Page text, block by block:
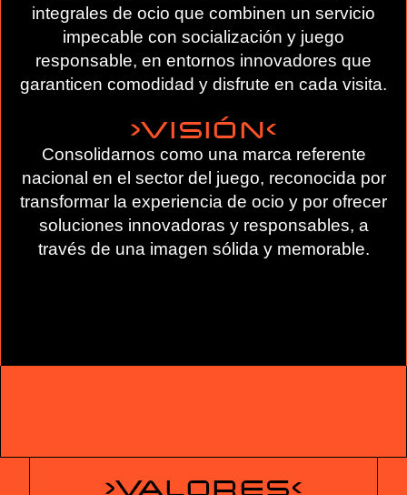
integrales de ocio que combinen un servicio
impecable con socialización y juego
responsable, en entornos innovadores que
garanticen comodidad y disfrute en cada visita.
VISIÓN
Consolidarnos como una marca referente
nacional en el sector del juego, reconocida por
transformar la experiencia de ocio y por ofrecer
soluciones innovadoras y responsables, a
través de una imagen sólida y memorable.
VALORES